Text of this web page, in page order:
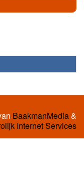
BaakmanMedia&
Internet Services